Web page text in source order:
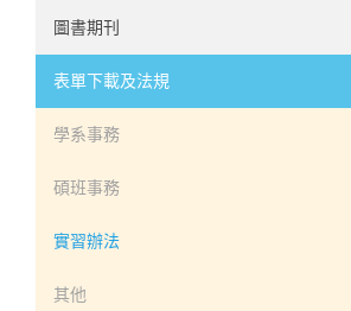
心理學家傳記
發展領域
社會與性格領域
臨床領域
神經心理領域
實驗認知領域
1-20
21-60
61-100
101-140
141-194
圖書期刊
1-60
61-120
121-180
181-240
241-300
表單下載及法規
學系事務
碩班事務
實習辦法
其他